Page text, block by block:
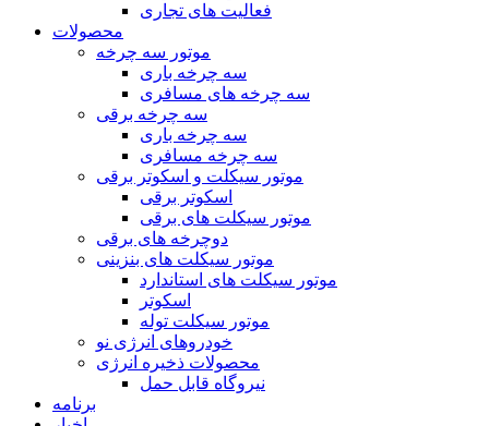
فعالیت های تجاری
محصولات
موتور سه چرخه
سه چرخه باری
سه چرخه های مسافری
سه چرخه برقی
سه چرخه باری
سه چرخه مسافری
موتور سیکلت و اسکوتر برقی
اسکوتر برقی
موتور سیکلت های برقی
دوچرخه های برقی
موتور سیکلت های بنزینی
موتور سیکلت های استاندارد
اسکوتر
موتور سیکلت توله
خودروهای انرژی نو
محصولات ذخیره انرژی
نیروگاه قابل حمل
برنامه